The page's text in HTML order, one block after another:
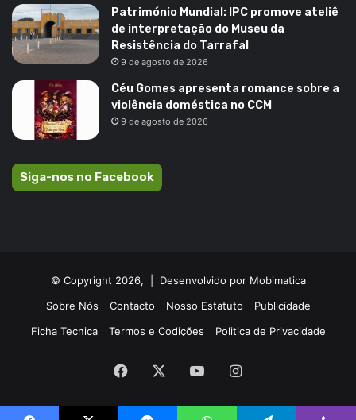
Património Mundial: IPC promove ateliê
de interpretação do Museu da
Resistência do Tarrafal
9 de agosto de 2026
Céu Gomes apresenta romance sobre a
violência doméstica no CCM
9 de agosto de 2026
Siga-nos no Facebook
© Copyright 2026, | Desenvolvido por Mobimatica
Sobre Nós
Contacto Nosso Estatuto
Publicidade
Ficha Tecnica
Termos e Codições Politica de Privacidade
Facebook YouTubeInstagram